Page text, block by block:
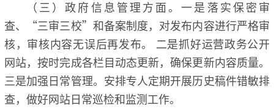
（三）政府信息管理方面。一是落实保密审
查、“三审三校”和备案制度，对发布内容进行严格审
核，审核内容无误后再发布。 二是抓好运营政务公开
网站，按时完成各栏目动态更新，确保更新内容质量。
三是加强日常管理。安排专人定期开展历史稿件错敏排
查，做好网站日常巡检和监测工作。